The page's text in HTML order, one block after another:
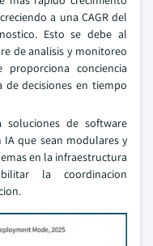
a una CAGR del
Esto se debe al
de analisis y monitoreo
conciencia
decisiones en tiempo
soluciones de software
que sean modulares y
en la infraestructura
la coordinacion